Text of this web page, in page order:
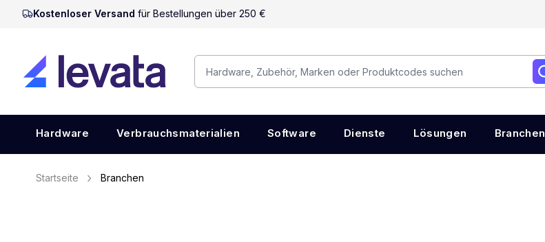
Kostenloser Versand für Bestellungen über 250 €
Hardware Verbrauchsmaterialien Software Dienste Lösungen Branchen
Startseite Branchen